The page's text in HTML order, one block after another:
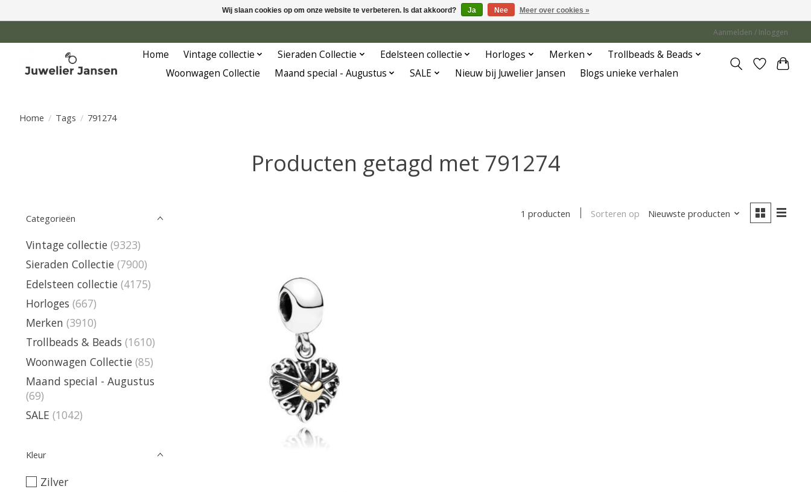
Aanmelden / Inloggen
Home Vintage collectie Sieraden Collectie Edelsteen collectie Horloges Merken
Trollbeads & Beads
Woonwagen Collectie
Maand special - Augustus SALE Nieuw bij Juwelier Jansen Blogs unieke verhalen
Home / Tags / 791274
Producten getagd met 791274
Categorieën
Vintage collectie (9323)
Sieraden Collectie (7900)
Edelsteen collectie (4175)
Horloges (667)
Merken (3910)
Trollbeads & Beads (1610)
Woonwagen Collectie (85)
Maand special - Augustus
(69)
SALE (1042)
Kleur
Zilver
1 producten Sorteren op Nieuwste producten
Wij slaan cookies op om onze website te verbeteren. Is dat akkoord? Ja Nee Meer over cookies »